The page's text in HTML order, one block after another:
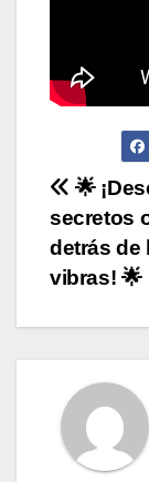
N
a
v
e
a
c
🌟
secretos
detrás de
vibras! 🌟